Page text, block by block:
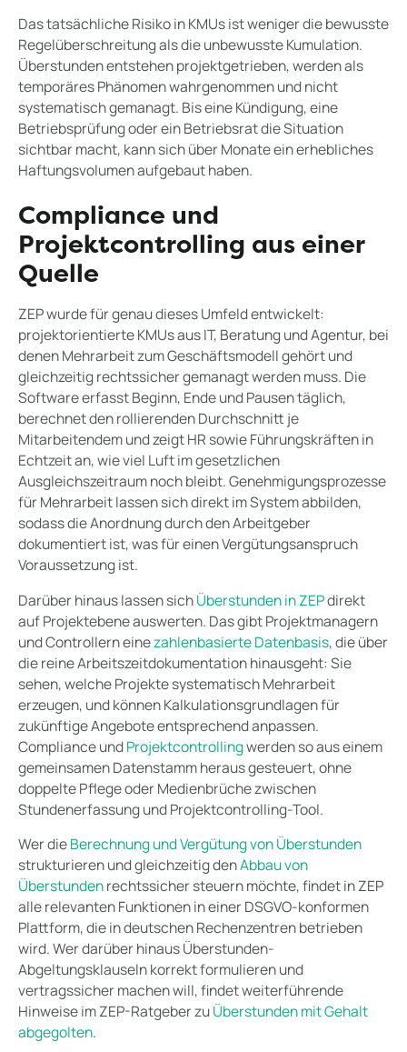
Das tatsächliche Risiko in KMUs ist weniger die bewusste
Regelüberschreitung als die unbewusste Kumulation.
Überstunden entstehen projektgetrieben, werden als
temporäres Phänomen wahrgenommen und nicht
systematisch gemanagt. Bis eine Kündigung, eine
Betriebsprüfung oder ein Betriebsrat die Situation
sichtbar macht, kann sich über Monate ein erhebliches
Haftungsvolumen aufgebaut haben.
Compliance und
Projektcontrolling aus einer
Quelle
ZEP wurde für genau dieses Umfeld entwickelt:
projektorientierte KMUs aus IT, Beratung und Agentur, bei
denen Mehrarbeit zum Geschäftsmodell gehört und
gleichzeitig rechtssicher gemanagt werden muss. Die
Software erfasst Beginn, Ende und Pausen täglich,
berechnet den rollierenden Durchschnitt je
Mitarbeitendem und zeigt HR sowie Führungskräften in
Echtzeit an, wie viel Luft im gesetzlichen
Ausgleichszeitraum noch bleibt. Genehmigungsprozesse
für Mehrarbeit lassen sich direkt im System abbilden,
sodass die Anordnung durch den Arbeitgeber
dokumentiert ist, was für einen Vergütungsanspruch
Voraussetzung ist.
Darüber hinaus lassen sichÜberstunden in ZEPdirekt
auf Projektebene auswerten. Das gibt Projektmanagern
und Controllern einezahlenbasierte Datenbasis, die über
die reine Arbeitszeitdokumentation hinausgeht: Sie
sehen, welche Projekte systematisch Mehrarbeit
erzeugen, und können Kalkulationsgrundlagen für
zukünftige Angebote entsprechend anpassen.
Compliance undProjektcontrollingwerden so aus einem
gemeinsamen Datenstamm heraus gesteuert, ohne
doppelte Pflege oder Medienbrüche zwischen
Stundenerfassung und Projektcontrolling-Tool.
Wer dieBerechnung und Vergütung von Überstunden
strukturieren und gleichzeitig denAbbau von
Überstundenrechtssicher steuern möchte, findet in ZEP
alle relevanten Funktionen in einer DSGVO-konformen
Plattform, die in deutschen Rechenzentren betrieben
wird. Wer darüber hinaus Überstunden-
Abgeltungsklauseln korrekt formulieren und
vertragssicher machen will, findet weiterführende
Hinweise im ZEP-Ratgeber zuÜberstunden mit Gehalt
abgegolten.